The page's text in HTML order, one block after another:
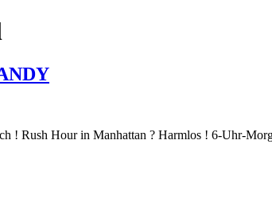
! Rush Hour in Manhattan ? Harmlos ! 6-Uhr-